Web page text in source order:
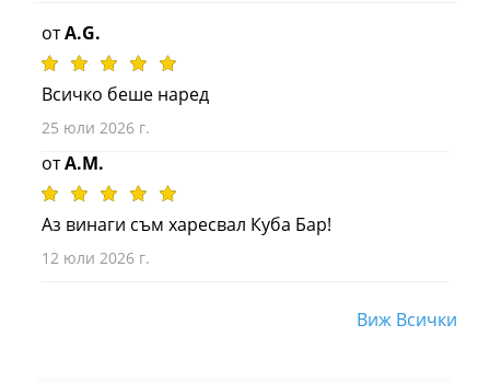
отA.G.
Всичко беше наред
25 юли 2026 г.
отA.M.
Аз винаги съм харесвал Куба Бар!
12 юли 2026 г.
Виж Всички